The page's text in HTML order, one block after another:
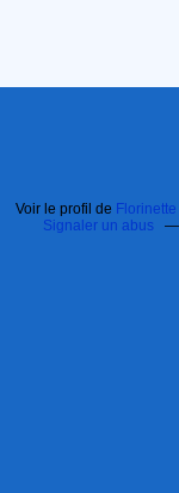
Voir le profil de Florinette
Signaler un abus